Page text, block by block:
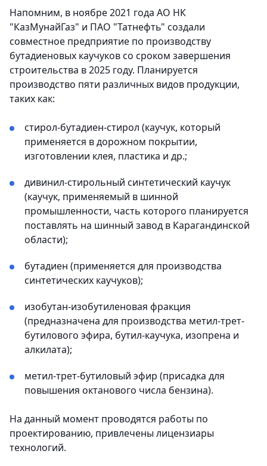
Напомним, в ноябре 2021 года АО НК
"КазМунайГаз" и ПАО "Татнефть" создали
совместное предприятие по производству
бутадиеновых каучуков со сроком завершения
строительства в 2025 году. Планируется
производство пяти различных видов продукции,
таких как:
стирол-бутадиен-стирол (каучук, который
применяется в дорожном покрытии,
изготовлении клея, пластика и др.;
дивинил-стирольный синтетический каучук
(каучук, применяемый в шинной
промышленности, часть которого планируется
поставлять на шинный завод в Карагандинской
области);
бутадиен (применяется для производства
синтетических каучуков);
изобутан-изобутиленовая фракция
(предназначена для производства метил-трет-
бутилового эфира, бутил-каучука, изопрена и
алкилата);
метил-трет-бутиловый эфир (присадка для
повышения октанового числа бензина).
На данный момент проводятся работы по
проектированию, привлечены лицензиары
технологий.